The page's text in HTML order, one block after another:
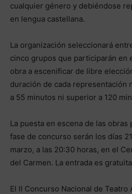
cualquier género y debiéndose
en lengua castellana.
La organización seleccionará
cinco grupos que participarán en
obra a escenificar de libre
duración de cada representación
a 55 minutos ni superior a 120
La puesta en escena de las
fase de concurso serán los días
marzo, a las 20:30 horas, en el
del Carmen. La entrada es
El II Concurso Nacional de Teatro